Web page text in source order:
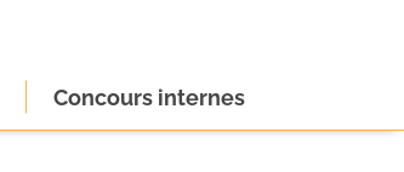
Concours internes